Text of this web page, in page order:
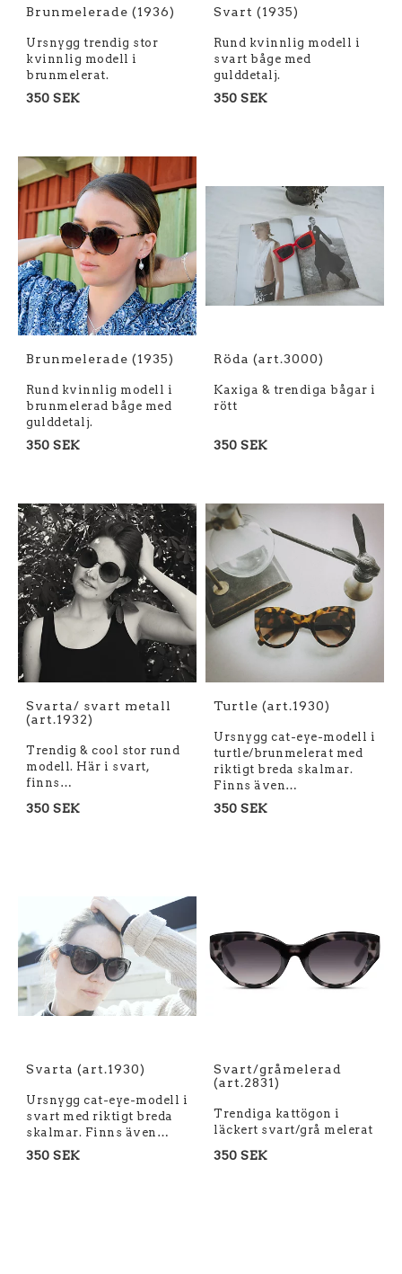
Brunmelerade (1936)
Ursnygg trendig stor
kvinnlig modell i
brunmelerat.
350 SEK
Svart (1935)
Rund kvinnlig modell i
svart båge med
gulddetalj.
350 SEK
Brunmelerade (1935)
Rund kvinnlig modell i
brunmelerad båge med
gulddetalj.
350 SEK
Röda (art.3000)
Kaxiga & trendiga bågar i
rött
350 SEK
Svarta/ svart metall
(art.1932)
Trendig & cool stor rund
modell. Här i svart,
finns…
350 SEK
Turtle (art.1930)
Ursnygg cat-eye-modell i
turtle/brunmelerat med
riktigt breda skalmar.
Finns även…
350 SEK
Svarta (art.1930)
Ursnygg cat-eye-modell i
svart med riktigt breda
skalmar. Finns även…
350 SEK
Svart/gråmelerad
(art.2831)
Trendiga kattögon i
läckert svart/grå melerat
350 SEK